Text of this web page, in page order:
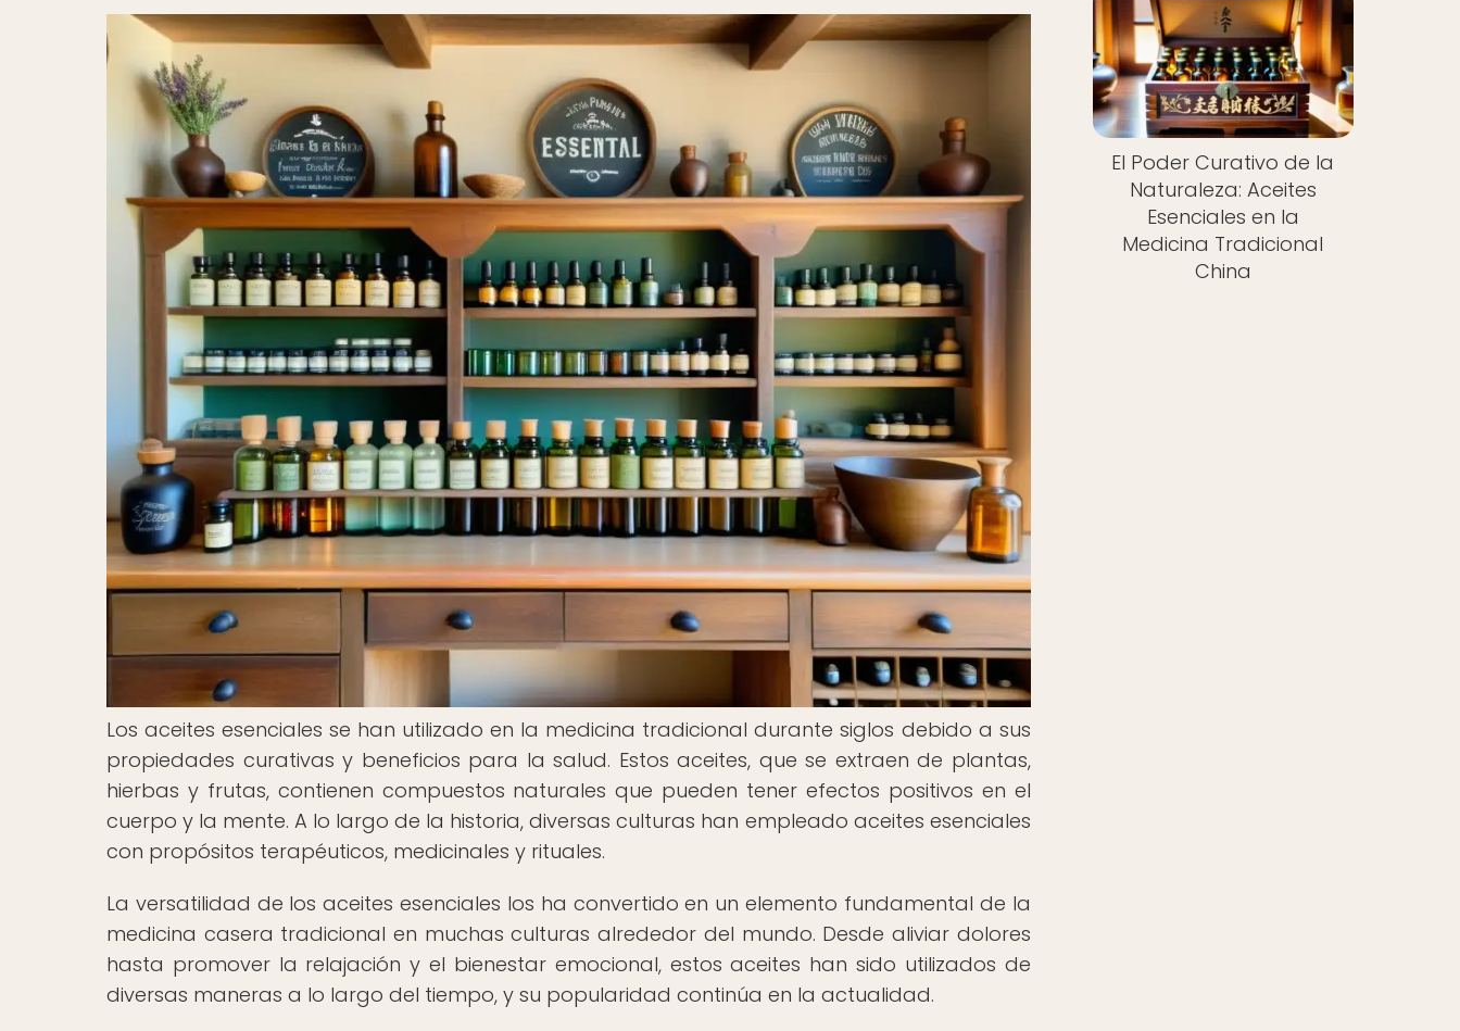
Los aceites esenciales se han utilizado en la medicina tradicional durante siglos debido a sus
propiedades curativas y beneficios para la salud. Estos aceites, que se extraen de plantas,
hierbas y frutas, contienen compuestos naturales que pueden tener efectos positivos en el
cuerpo y la mente. A lo largo de la historia, diversas culturas han empleado aceites esenciales
con propósitos terapéuticos, medicinales y rituales.
La versatilidad de los aceites esenciales los ha convertido en un elemento fundamental de la
medicina casera tradicional en muchas culturas alrededor del mundo. Desde aliviar dolores
hasta promover la relajación y el bienestar emocional, estos aceites han sido utilizados de
diversas maneras a lo largo del tiempo, y su popularidad continúa en la actualidad.
El Poder Curativo de la
Naturaleza: Aceites
Esenciales en la
Medicina Tradicional
China